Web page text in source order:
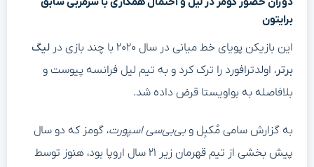
برایتون
این بازیکن پویای خط میانی در سال ۲۰۲۰ با چند بازی در
لیگ
برتر، اولدترافورد را ترک کرد و به تیم لیل فرانسه پیوست و
بلافاصله به بواویستا قرض داده شد.
به گزارش سامی مُکبِل و بی‌بی‌سی اسپورت، گومز که دو سال
پیش بخشی از تیم قهرمان زیر ۲۱ سال اروپا بود، هنوز توسط